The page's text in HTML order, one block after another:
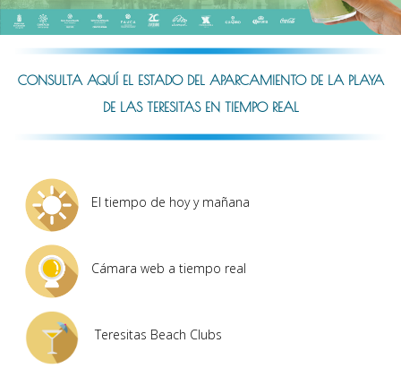
CONSULTA AQUÍ EL ESTADO DEL APARCAMIENTO DE LA PLAYA
DE LAS TERESITAS EN TIEMPO REAL
El tiempo de hoy y mañana
Cámara web a tiempo real
Teresitas Beach Clubs